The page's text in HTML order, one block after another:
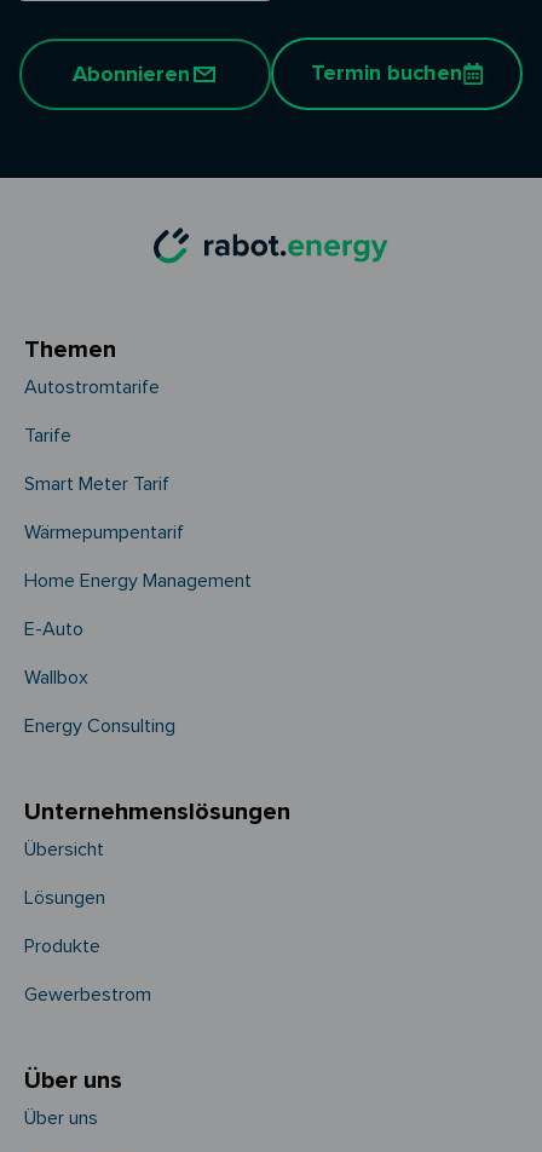
Abonnieren Termin buchen
Themen
Autostromtarife
Tarife
Smart Meter Tarif
Wärmepumpentarif
Home Energy Management
E-Auto
Wallbox
Energy Consulting
Unternehmens­­lösungen
Übersicht
Lösungen
Produkte
Gewerbestrom
Über uns
Über uns